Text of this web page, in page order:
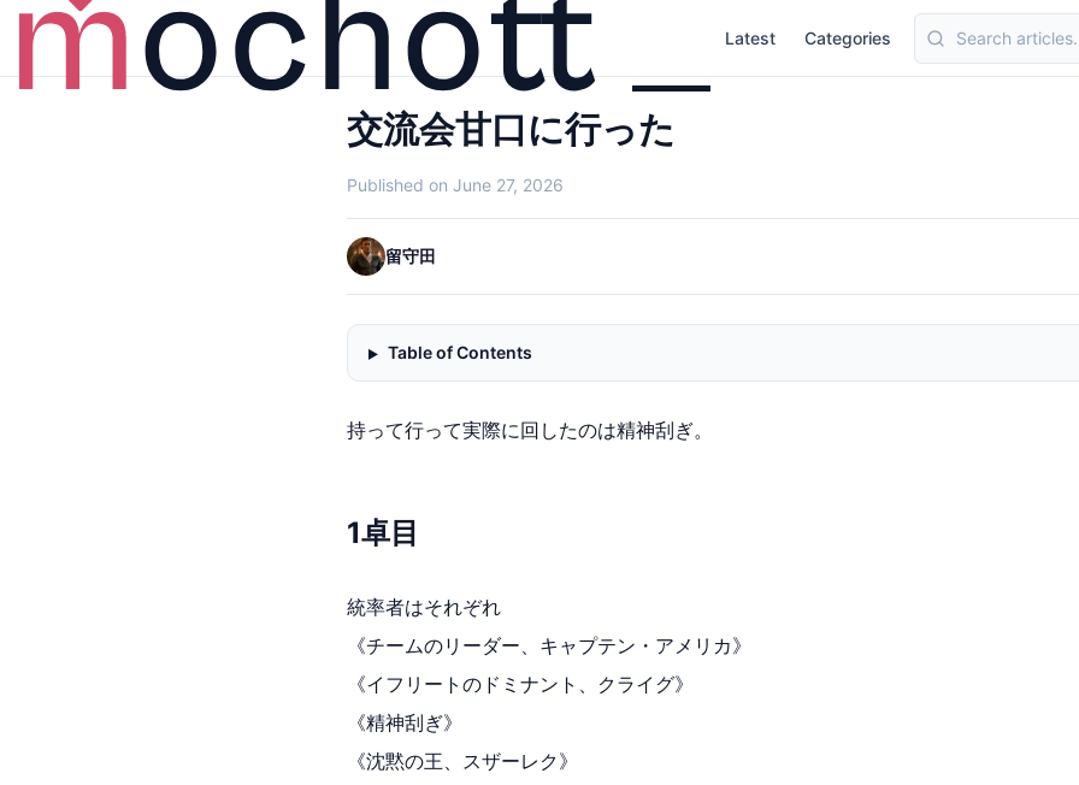
Latest Categories Topics
交流会甘口に行った
Published on June 27, 2026
留守田
Table of Contents
持って行って実際に回したのは精神刮ぎ。
1卓目
統率者はそれぞれ
《チームのリーダー、キャプテン・アメリカ》
《イフリートのドミナント、クライグ》
《精神刮ぎ》
《沈黙の王、スザーレク》